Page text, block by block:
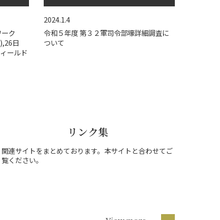
ク
日
ールド
2024.1.4
令和５年度 第３２軍司令部壕詳細調査に
ついて
リンク集
関連サイトをまとめております。本サイトと合わせてご
覧ください。